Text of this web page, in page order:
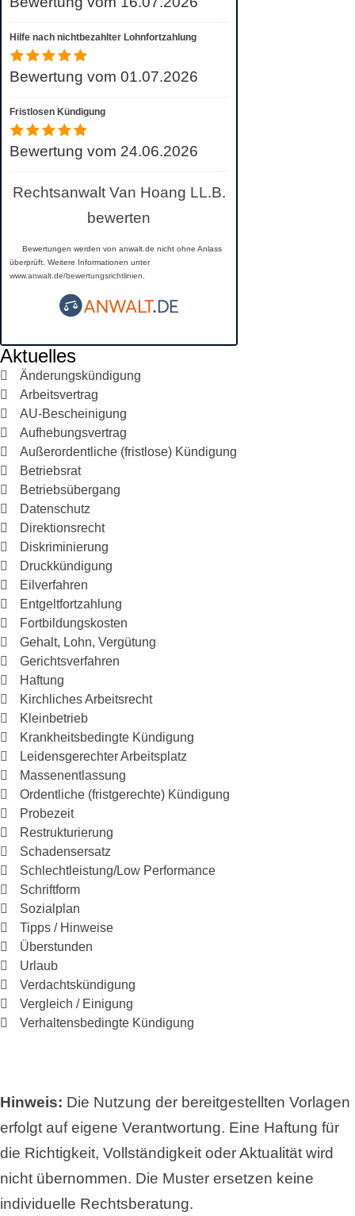
Hilfe nach nichtbezahlter Lohnfortzahlung
Bewertung vom 01.07.2026
Fristlosen Kündigung
Bewertung vom 24.06.2026
Rechtsanwalt Van Hoang LL.B.
bewerten
Bewertungen werden von anwalt.de nicht ohne Anlass
überprüft. Weitere Informationen unter
www.anwalt.de/bewertungsrichtlinien
Aktuelles
Änderungskündigung
Arbeitsvertrag
AU-Bescheinigung
Aufhebungsvertrag
Außerordentliche (fristlose) Kündigung
Betriebsrat
Betriebsübergang
Datenschutz
Direktionsrecht
Diskriminierung
Druckkündigung
Eilverfahren
Entgeltfortzahlung
Fortbildungskosten
Gehalt, Lohn, Vergütung
Gerichtsverfahren
Haftung
Kirchliches Arbeitsrecht
Kleinbetrieb
Krankheitsbedingte Kündigung
Leidensgerechter Arbeitsplatz
Massenentlassung
Ordentliche (fristgerechte) Kündigung
Probezeit
Restrukturierung
Schadensersatz
Schlechtleistung/Low Performance
Schriftform
Sozialplan
Tipps / Hinweise
Überstunden
Urlaub
Verdachtskündigung
Vergleich / Einigung
Verhaltensbedingte Kündigung
Hinweis: Die Nutzung der bereitgestellten Vorlagen
erfolgt auf eigene Verantwortung. Eine Haftung für
die Richtigkeit, Vollständigkeit oder Aktualität wird
nicht übernommen. Die Muster ersetzen keine
individuelle Rechtsberatung.